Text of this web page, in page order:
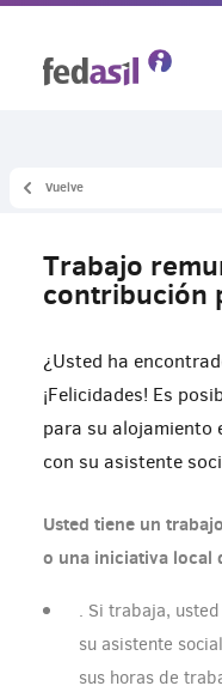
Todos los temas
Trabajo remunerado y
Vuelve
Trabajo
contribución
¿Usted ha
¡Felicidades! Es
para su alojamiento
con su asistente
Usted tiene un
o una iniciativa local
. Si trabaja,
su asistente
sus horas de